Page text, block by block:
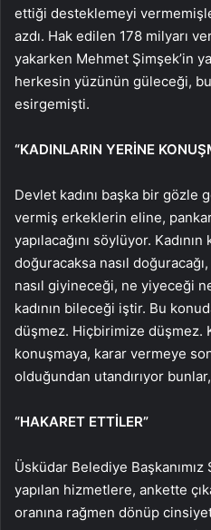
ettiği desteklemeyi
azdı. Hak edilen 178 milyarı
yakarken Mehmet Şimşek’in
herkesin yüzünün güleceği,
esirgemişti.
“KADINLARIN YERİNE
Devlet kadını başka bir gözle
vermiş erkeklerin eline,
yapılacağını söylüyor.
doğuracaksa nasıl
nasıl giyineceği, ne yiyeceği
kadının bileceği iştir. Bu
düşmez. Hiçbirimize düşmez.
konuşmaya, karar vermeye
olduğundan utandırıyor
“HAKARET ETTİLER”
Üsküdar Belediye Başkanımız
yapılan hizmetlere, ankette
oranına rağmen dönüp